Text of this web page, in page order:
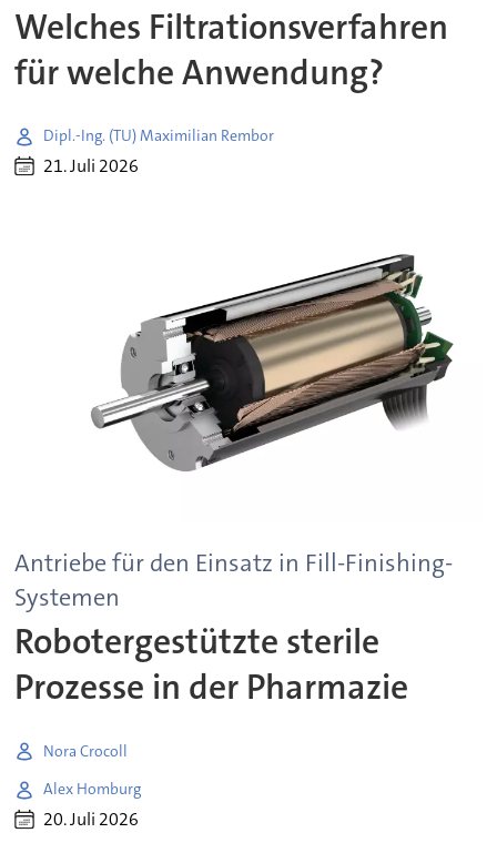
Welches Filtrationsverfahren
für welche Anwendung?
Dipl.-Ing. (TU) Maximilian Rembor
21. Juli 2026
Antriebe für den Einsatz in Fill-Finishing-
Systemen
Robotergestützte sterile
Prozesse in der Pharmazie
Nora Crocoll
Alex Homburg
20. Juli 2026